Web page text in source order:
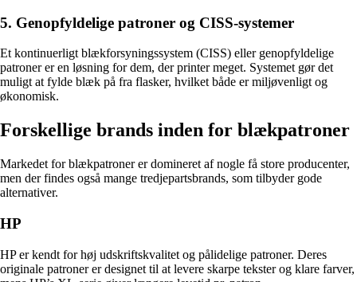
5. Genopfyldelige patroner og CISS-systemer
Et kontinuerligt blækforsyningssystem (CISS) eller genopfyldelige
patroner er en løsning for dem, der printer meget. Systemet gør det
muligt at fylde blæk på fra flasker, hvilket både er miljøvenligt og
økonomisk.
Forskellige brands inden for blækpatroner
Markedet for blækpatroner er domineret af nogle få store producenter,
men der findes også mange tredjepartsbrands, som tilbyder gode
alternativer.
HP
HP er kendt for høj udskriftskvalitet og pålidelige patroner. Deres
originale patroner er designet til at levere skarpe tekster og klare farver,